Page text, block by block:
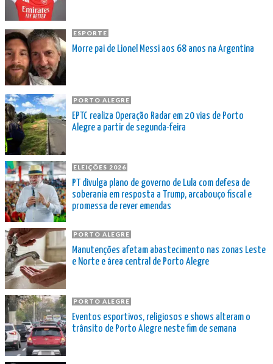
ESPORTE
Morre pai de Lionel Messi aos 68 anos na Argentina
PORTO ALEGRE
EPTC realiza Operação Radar em 20 vias de Porto
Alegre a partir de segunda-feira
ELEIÇÕES 2026
PT divulga plano de governo de Lula com defesa de
soberania em resposta a Trump, arcabouço fiscal e
promessa de rever emendas
PORTO ALEGRE
Manutenções afetam abastecimento nas zonas Leste
e Norte e área central de Porto Alegre
PORTO ALEGRE
Eventos esportivos, religiosos e shows alteram o
trânsito de Porto Alegre neste fim de semana